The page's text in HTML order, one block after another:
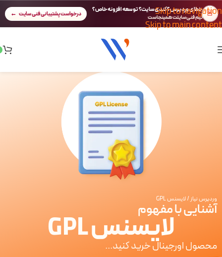
Skip to navigation
Skip to main content
🚨 خطای وردپرس؟ کندی سایت؟ توسعه افزونه خاص؟
تیم فنی سایتت همینجاست درخواست پشتیبانی فنی سایت
وردپرس نیاز/لایسنس GPL
آشنایی با مفهوملایسنس GPL
محصول اورجینال خرید کنید...